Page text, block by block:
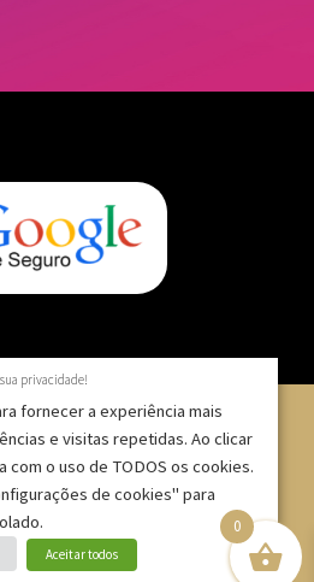
|
0
privacidade!
fornecer a experiência mais
e visitas repetidas. Ao clicar
com o uso de TODOS os cookies.
de cookies" para
Aceitar todos